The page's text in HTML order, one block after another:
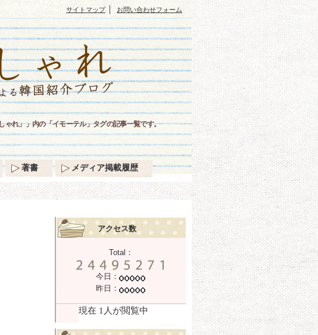
アクセス数
Total：
今日：
昨日：
れ」」内の「イモーテル」タグの記事一覧です。
サイトマップ｜ お問い合わせフォーム
著書 メディア掲載履歴